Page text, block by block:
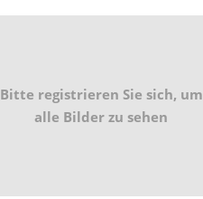
Bitte registrieren Sie sich, um
alle Bilder zu sehen